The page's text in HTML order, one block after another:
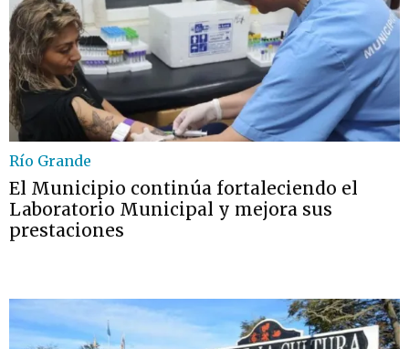
Río Grande
El Municipio continúa fortaleciendo el
Laboratorio Municipal y mejora sus
prestaciones